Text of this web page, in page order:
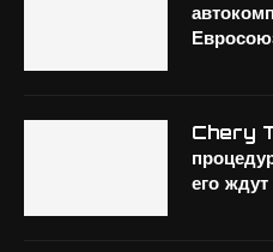
Chery
его